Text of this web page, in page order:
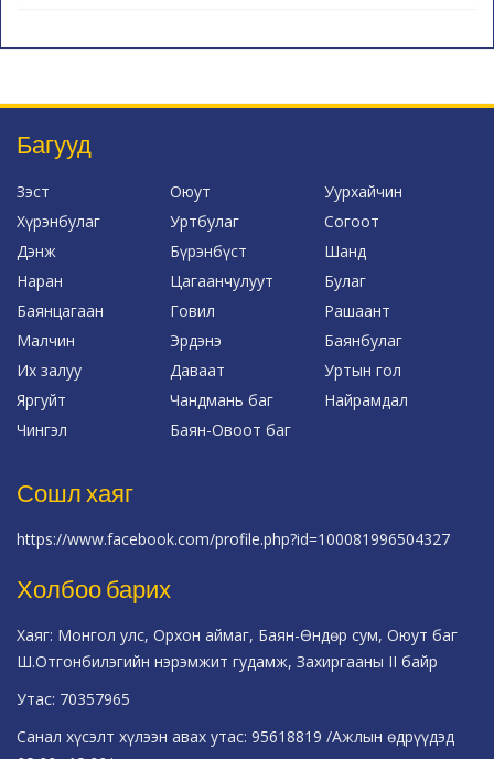
Багууд
Зэст Оюут
Уурхайчин
Хүрэнбулаг
Уртбулаг
Согоот
Дэнж
Бүрэнбүст
Шанд
Наран
Цагаанчулуут
Булаг
Баянцагаан
Говил
Рашаант
Малчин
Эрдэнэ
Баянбулаг
Их залуу
Даваат
Уртын гол
Яргуйт
Чандмань баг
Найрамдал
Чингэл
Баян-Овоот баг
Сошл хаяг
https://www.facebook.com/profile.php?id=100081996504327
Холбоо барих
Хаяг: Монгол улс, Орхон аймаг, Баян-Өндөр сум, Оюут баг
Ш.Отгонбилэгийн нэрэмжит гудамж, Захиргааны II байр
Утас: 70357965
Санал хүсэлт хүлээн авах утас: 95618819 /Ажлын өдрүүдэд